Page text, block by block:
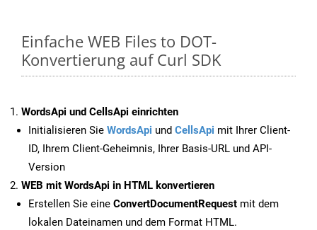
Einfache WEB Files to DOT-
Konvertierung auf Curl SDK
WordsApi und CellsApi einrichten
Initialisieren Sie WordsApi und CellsApi mit Ihrer Client-
ID, Ihrem Client-Geheimnis, Ihrer Basis-URL und API-
Version
WEB mit WordsApi in HTML konvertieren
Erstellen Sie eine ConvertDocumentRequest mit dem
lokalen Dateinamen und dem Format HTML.